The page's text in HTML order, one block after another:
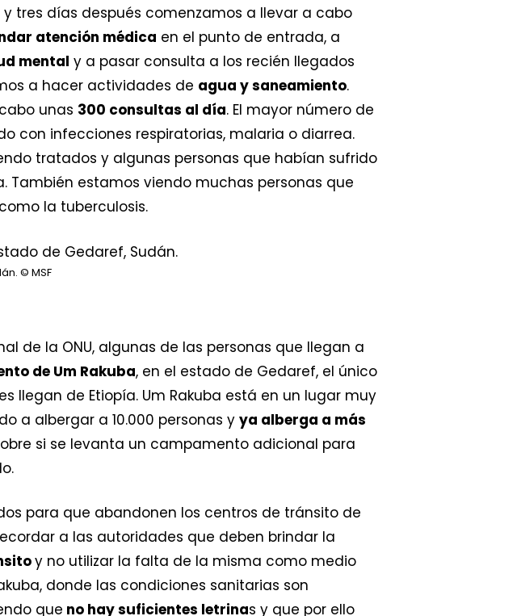
y tres días después comenzamos a llevar a cabo
atención médica en el punto de entrada, a
mental y a pasar consulta a los recién llegados
a hacer actividades de agua y saneamiento.
unas 300 consultas al día. El mayor número de
con infecciones respiratorias, malaria o diarrea.
tratados y algunas personas que habían sufrido
estamos viendo muchas personas que
la tuberculosis.
© MSF
de la ONU, algunas de las personas que llegan a
de Um Rakuba, en el estado de Gedaref, el único
de Etiopía. Um Rakuba está en un lugar muy
a albergar a 10.000 personas y ya alberga a más
si se levanta un campamento adicional para
para que abandonen los centros de tránsito de
a las autoridades que deben brindar la
y no utilizar la falta de la misma como medio
donde las condiciones sanitarias son
que no hay suficientes letrinas y que por ello